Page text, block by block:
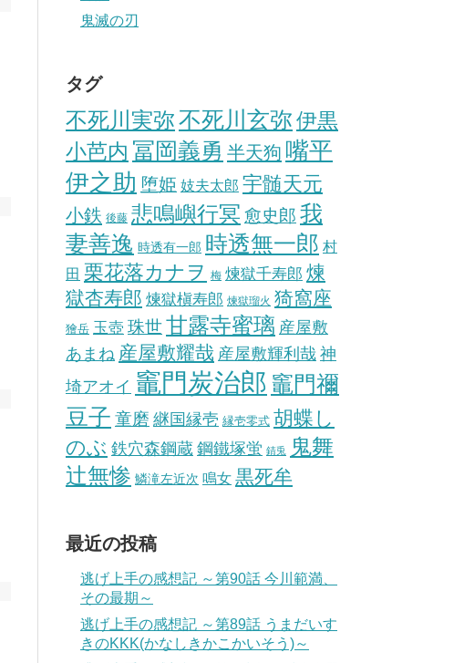
鬼滅の刃
タグ
不死川実弥不死川玄弥伊黒
小芭内 冨岡義勇 半天狗 嘴平
伊之助 堕姫 妓夫太郎 宇髄天元
小鉄 後藤 悲鳴嶼行冥 愈史郎 我
妻善逸 時透有一郎 時透無一郎 村
田 栗花落カナヲ 梅 煉獄千寿郎 煉
獄杏寿郎 煉獄槇寿郎 煉獄瑠火 猗窩座
獪岳 玉壺 珠世甘露寺蜜璃 産屋敷
あまね 産屋敷耀哉 産屋敷輝利哉 神
埼アオイ 竈門炭治郎 竈門禰
豆子 童磨 継国縁壱 縁壱零式 胡蝶し
のぶ 鉄穴森鋼蔵 鋼鐵塚蛍 錆兎
鬼舞
辻無惨 鱗滝左近次 鳴女 黒死牟
最近の投稿
逃げ上手の感想記 ～第90話 今川範満、
その最期～
逃げ上手の感想記 ～第89話 うまだいす
きのKKK(かなしきかこかいそう)～